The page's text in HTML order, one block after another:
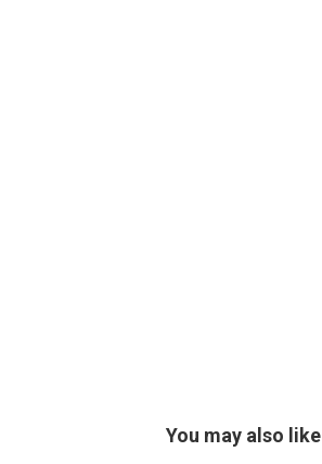
You may also like